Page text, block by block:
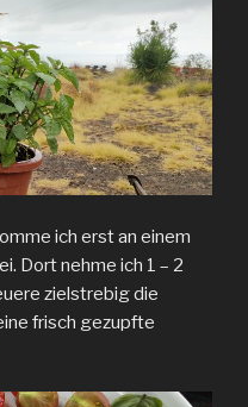
ich erst an einem
Dort nehme ich 1 – 2
zielstrebig die
frisch gezupfte